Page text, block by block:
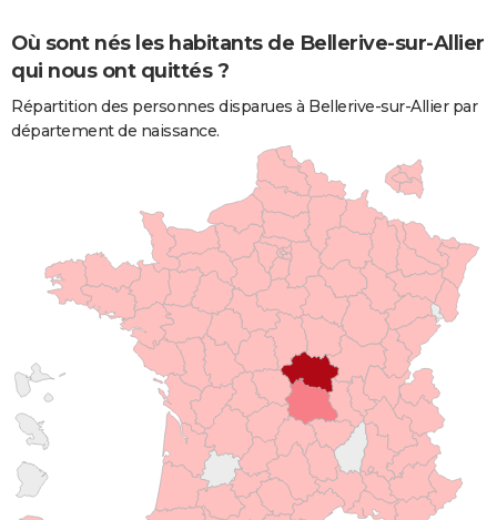
Où sont nés les habitants de Bellerive-sur-Allier
qui nous ont quittés ?
Répartition des personnes disparues à Bellerive-sur-Allier par
département de naissance.